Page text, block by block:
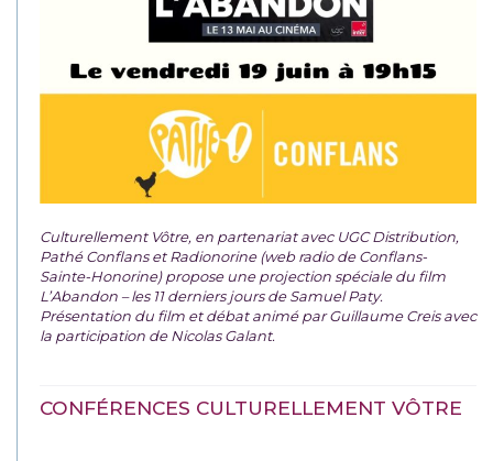
Culturellement Vôtre, en partenariat avec UGC Distribution,
Pathé Conflans et Radionorine (web radio de Conflans-
Sainte-Honorine) propose une projection spéciale du film
L’Abandon – les 11 derniers jours de Samuel Paty.
Présentation du film et débat animé par Guillaume Creis avec
la participation de Nicolas Galant.
CONFÉRENCES CULTURELLEMENT VÔTRE